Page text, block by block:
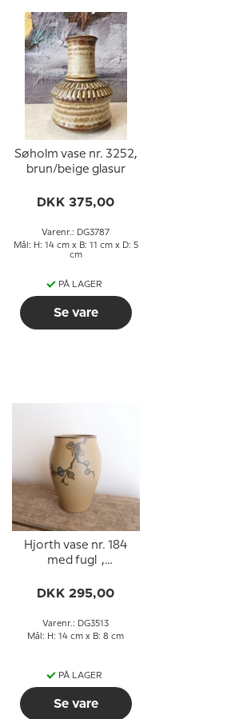
Søholm vase nr. 3252,
brun/beige glasur
DKK 375,00
Varenr.: DG3787
Mål: H: 14 cm x B: 11 cm x D: 5
cm
PÅ LAGER
Se vare
Hjorth vase nr. 184
med fugl ,
DKK 295,00
Varenr.: DG3513
Mål: H: 14 cm x B: 8 cm
PÅ LAGER
Se vare